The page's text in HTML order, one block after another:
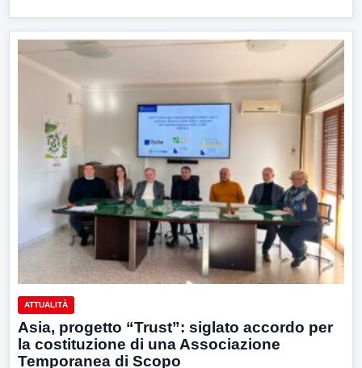
ATTUALITÀ
Asia, progetto “Trust”: siglato accordo per
la costituzione di una Associazione
Temporanea di Scopo